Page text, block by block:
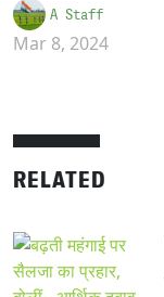
A Staff
Mar 8, 2024
RELATED